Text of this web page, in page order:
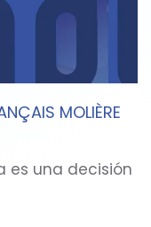
MOLIÈRE
es una decisión